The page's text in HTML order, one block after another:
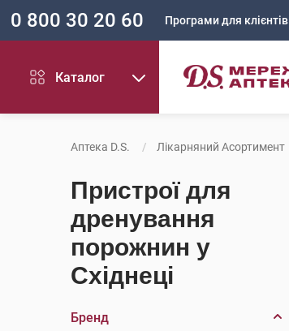
0 800 30 20 60 Програми для клієнтів
Каталог
Аптека D.S. Лікарняний Асортимент
Пристрої для
дренування
порожнин у
Східнеці
Бренд